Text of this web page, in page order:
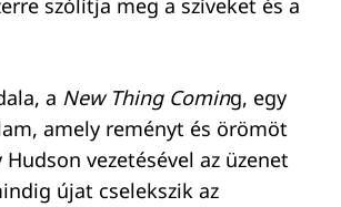
szólítja meg a szíveket és a
a New Thing Coming, egy
amely reményt és örömöt
vezetésével az üzenet
újat cselekszik az